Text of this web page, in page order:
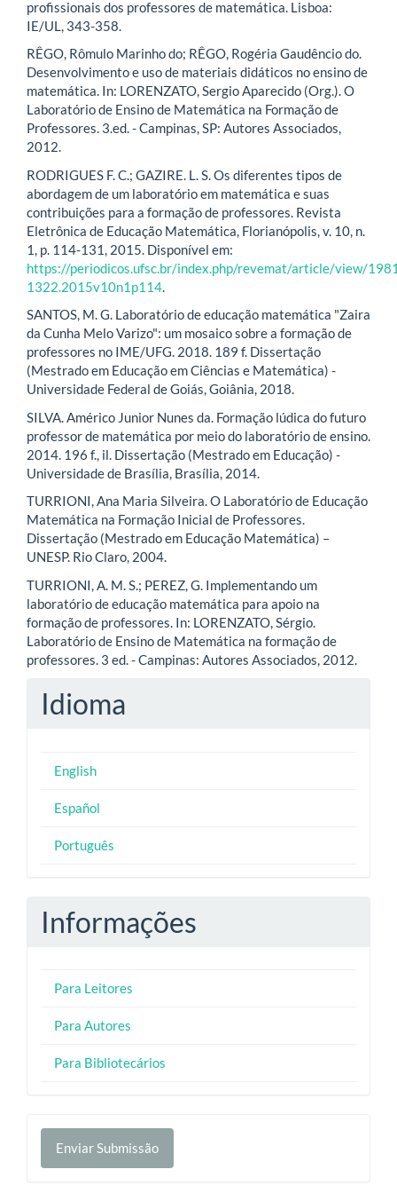
profissionais dos professores de matemática. Lisboa:
IE/UL, 343-358.
RÊGO, Rômulo Marinho do; RÊGO, Rogéria Gaudêncio do.
Desenvolvimento e uso de materiais didáticos no ensino de
matemática. In: LORENZATO, Sergio Aparecido (Org.). O
Laboratório de Ensino de Matemática na Formação de
Professores. 3.ed. - Campinas, SP: Autores Associados,
2012.
RODRIGUES F. C.; GAZIRE. L. S. Os diferentes tipos de
abordagem de um laboratório em matemática e suas
contribuições para a formação de professores. Revista
Eletrônica de Educação Matemática, Florianópolis, v. 10, n.
1, p. 114-131, 2015. Disponível em:
https://periodicos.ufsc.br/index.php/revemat/article/view/
1322.2015v10n1p114
SANTOS, M. G. Laboratório de educação matemática "Zaira
da Cunha Melo Varizo": um mosaico sobre a formação de
professores no IME/UFG. 2018. 189 f. Dissertação
(Mestrado em Educação em Ciências e Matemática) -
Universidade Federal de Goiás, Goiânia, 2018.
SILVA. Américo Junior Nunes da. Formação lúdica do futuro
professor de matemática por meio do laboratório de ensino.
2014. 196 f., il. Dissertação (Mestrado em Educação) -
Universidade de Brasília, Brasília, 2014.
TURRIONI, Ana Maria Silveira. O Laboratório de Educação
Matemática na Formação Inicial de Professores.
Dissertação (Mestrado em Educação Matemática) –
UNESP. Rio Claro, 2004.
TURRIONI, A. M. S.; PEREZ, G. Implementando um
laboratório de educação matemática para apoio na
formação de professores. In: LORENZATO, Sérgio.
Laboratório de Ensino de Matemática na formação de
professores. 3 ed. - Campinas: Autores Associados, 2012.
Idioma
English
Español
Português
Informações
Para Leitores
Para Autores
Para Bibliotecários
Enviar
Submissão
Enviar Submissão